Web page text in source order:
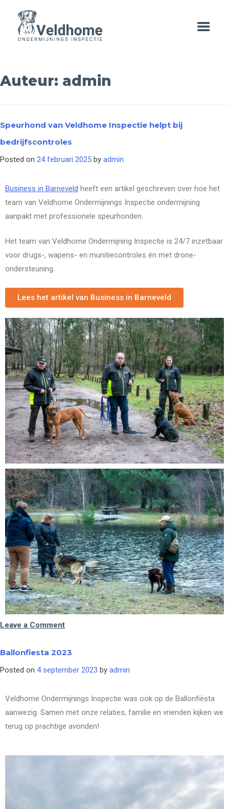
Auteur: admin
Speurhond van Veldhome Inspectie helpt bij
bedrijfscontroles
Posted on 24 februari 2025 by admin
Business in Barneveld heeft een artikel geschreven over hoe het
team van Veldhome Ondermijnings Inspectie ondermijning
aanpakt met professionele speurhonden.
Het team van Veldhome Ondermijning Inspectie is 24/7 inzetbaar
voor drugs-, wapens- en munitiecontroles én met drone-
ondersteuning.
Lees het artikel van Business in Barneveld
Leave a Comment
Ballonfiesta 2023
Posted on 4 september 2023 by admin
Veldhome Ondermijnings Inspectie was ook op de Ballonfiësta
aanwezig. Samen met onze relaties, familie en vrienden kijken we
terug op prachtige avonden!